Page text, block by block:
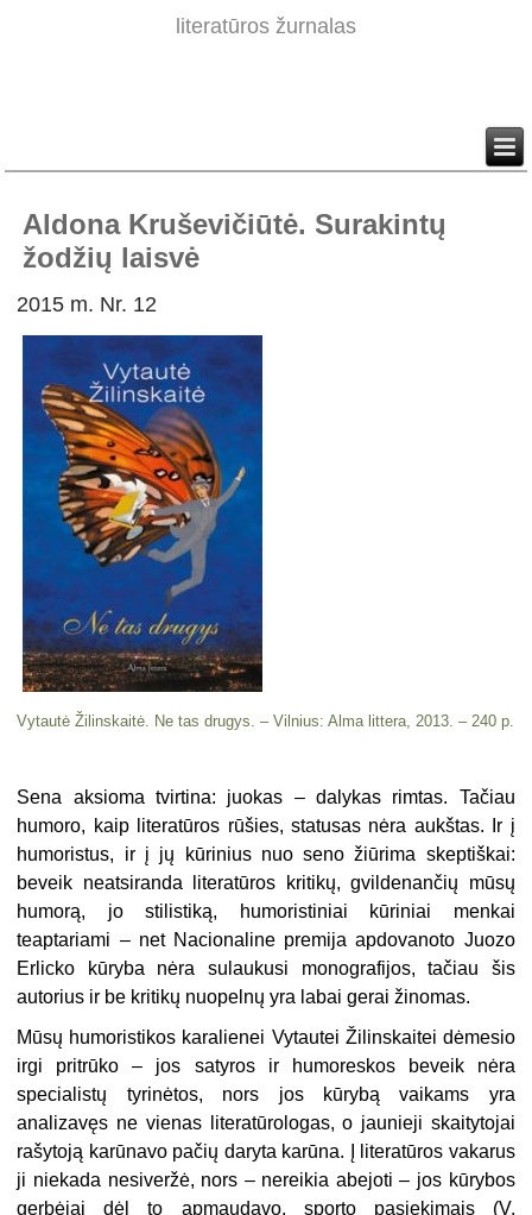
literatūros žurnalas
Aldona Kruševičiūtė. Surakintų
žodžių laisvė
2015 m. Nr. 12
Vytautė Žilinskaitė. Ne tas drugys. – Vilnius: Alma littera, 2013. – 240 p.
Sena aksioma tvirtina: juokas – dalykas rimtas. Tačiau
humoro, kaip literatūros rūšies, statusas nėra aukštas. Ir į
humoristus, ir į jų kūrinius nuo seno žiūrima skeptiškai:
beveik neatsiranda literatūros kritikų, gvildenančių mūsų
humorą, jo stilistiką, humoristiniai kūriniai menkai
teaptariami – net Nacionaline premija apdovanoto Juozo
Erlicko kūryba nėra sulaukusi monografijos, tačiau šis
autorius ir be kritikų nuopelnų yra labai gerai žinomas.
Mūsų humoristikos karalienei Vytautei Žilinskaitei dėmesio
irgi pritrūko – jos satyros ir humoreskos beveik nėra
specialistų tyrinėtos, nors jos kūrybą vaikams yra
analizavęs ne vienas literatūrologas, o jaunieji skaitytojai
rašytoją karūnavo pačių daryta karūna. Į literatūros vakarus
ji niekada nesiveržė, nors – nereikia abejoti – jos kūrybos
gerbėjai dėl to apmaudavo, sporto pasiekimais (V.